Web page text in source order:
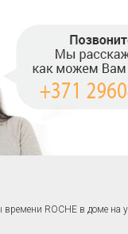
времени ROCHE в доме на